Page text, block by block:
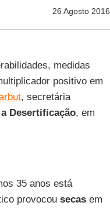
26 Agosto 2016
medidas
positivo em
, secretária
Desertificação, em
35 anos está
provocou secasem